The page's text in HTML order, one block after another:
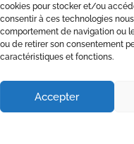
cookies pour stocker et/ou
consentir à ces technologies
comportement de navigation ou
ou de retirer son consentement
caractéristiques et fonctions.
Accepter